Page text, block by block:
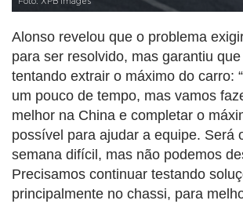
Foto: XPB Images
Alonso revelou que o problema
para ser resolvido, mas garantiu
tentando extrair o máximo do carro:
um pouco de tempo, mas vamos
melhor na China e completar o
possível para ajudar a equipe. Será
semana difícil, mas não podemos
Precisamos continuar testando
principalmente no chassi, para